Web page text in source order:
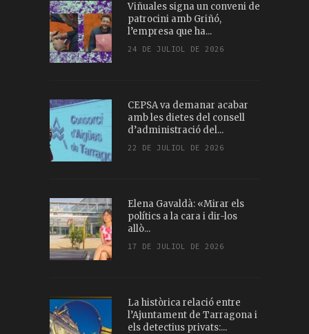
Viñuales signa un conveni de
patrocini amb Griñó,
l’empresa que ha...
24 DE JULIOL DE 2026
CEPSA va demanar acabar
amb les dietes del consell
d’administració del...
22 DE JULIOL DE 2026
Elena Gavaldà: «Mirar els
polítics a la cara i dir-los
allò...
17 DE JULIOL DE 2026
La històrica relació entre
l’Ajuntament de Tarragona i
els detectius privats:...